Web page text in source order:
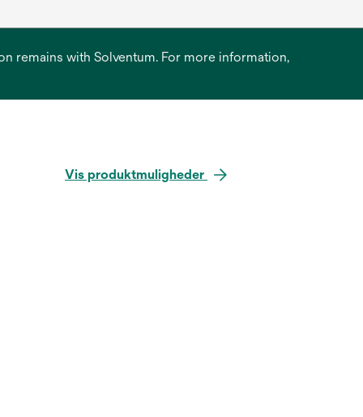
remains with Solventum. For more information,
Vis produktmuligheder